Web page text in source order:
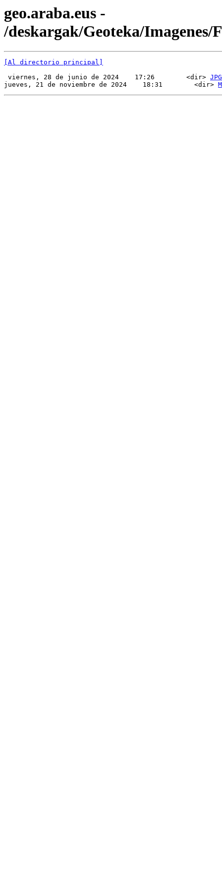
geo.araba.eus -
/deskargak/Geoteka/Imagenes/
[Al directorio principal]
viernes, 28 de junio de 2024    17:26        <dir> JPG
jueves, 21 de noviembre de 2024    18:31        <dir>